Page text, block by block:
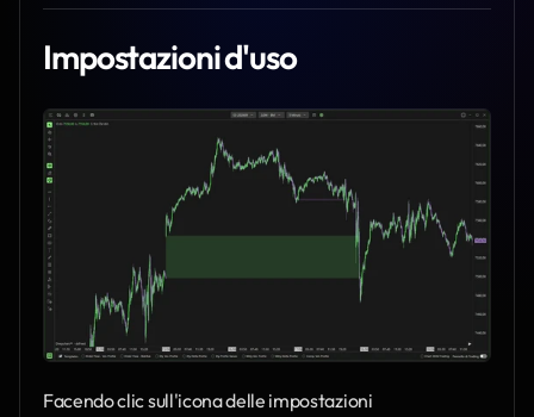
Impostazioni d'uso
Facendo clic sull'icona delle impostazioni